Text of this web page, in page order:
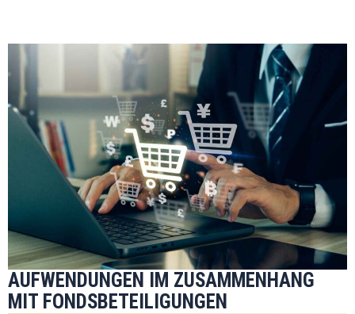
AUFWENDUNGEN IM ZUSAMMENHANG
MIT FONDSBETEILIGUNGEN